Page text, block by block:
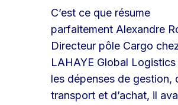
C’est ce que résume
parfaitement Alexandre
Directeur pôle Cargo
LAHAYE Global
les dépenses de gestion,
transport et d’achat, il